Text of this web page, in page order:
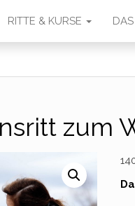
RITTE & KURSE
zum